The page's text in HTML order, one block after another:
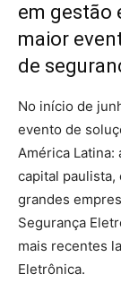
em gestão
maior
de
No início de
evento de
América Latina:
capital paulista,
grandes
Segurança
mais recentes
Eletrônica.